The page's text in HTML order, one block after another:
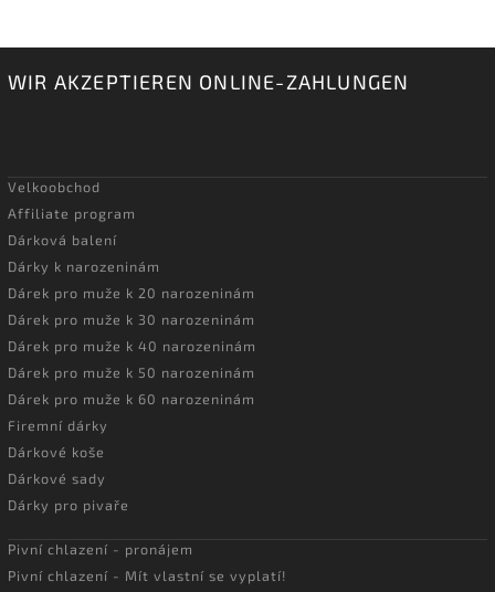
WIR AKZEPTIEREN ONLINE-ZAHLUNGEN
Velkoobchod
Affiliate program
Dárková balení
Dárky k narozeninám
Dárek pro muže k 20 narozeninám
Dárek pro muže k 30 narozeninám
Dárek pro muže k 40 narozeninám
Dárek pro muže k 50 narozeninám
Dárek pro muže k 60 narozeninám
Firemní dárky
Dárkové koše
Dárkové sady
Dárky pro pivaře
Pivní chlazení - pronájem
Pivní chlazení - Mít vlastní se vyplatí!